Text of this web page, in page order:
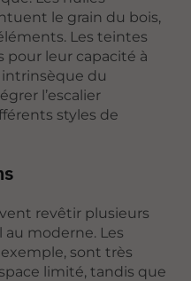
le grain du bois,
Les teintes
pour leur capacité à
du
l’escalier
styles de
revêtir plusieurs
moderne. Les
sont très
limité, tandis que